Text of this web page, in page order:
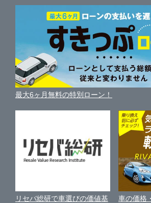
愛媛県
中古車人気ランキング
自動車ローンを調べる
ガリバーの自動車ローン
車買い替えの基礎知識
近くのお店で車を探す
車を売る時よくある質問
便利な査定サービス
中古車買取相場（毎月更新）
車の個人売買ガイド
新車・中古車カタログ
車の燃費を調べる
車種別クチコミ
車比較サイト
サイトマップ
サイトの使用条件
利用規約
保険代理店業務に関する基本方針
古物営業法に基づく表示
最大6ヶ月無料の特別ローン！
リセバ総研で車選びの価値基 車の価格